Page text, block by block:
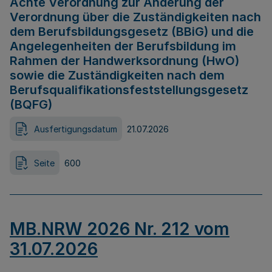
Verordnung über die Zuständigkeiten nach
dem Berufsbildungsgesetz (BBiG) und die
Angelegenheiten der Berufsbildung im
Rahmen der Handwerksordnung (HwO)
sowie die Zuständigkeiten nach dem
Berufsqualifikationsfeststellungsgesetz
(BQFG)
Ausfertigungsdatum 21.07.2026
Seite 600
MB.NRW 2026 Nr. 212 vom
31.07.2026